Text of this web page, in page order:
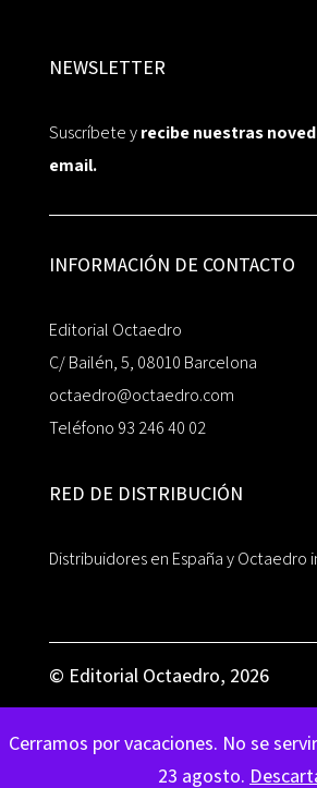
Cerramos por vacaciones. No se
23 agosto.
NEWSLETTER
Suscríbete yrecibe nuestras
email.
INFORMACIÓN DE CONTACTO
Editorial Octaedro
C/ Bailén, 5, 08010 Barcelona
octaedro@octaedro.com
Teléfono 93 246 40 02
RED DE DISTRIBUCIÓN
Distribuidores en España y Octaedro
© Editorial Octaedro, 2026